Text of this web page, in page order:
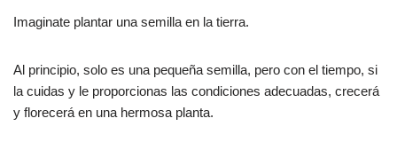
Imaginate plantar una semilla en la tierra.
Al principio, solo es una pequeña semilla, pero con el tiempo, si
la cuidas y le proporcionas las condiciones adecuadas, crecerá
y florecerá en una hermosa planta.